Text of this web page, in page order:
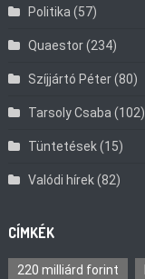
Politika (57)
Quaestor(234)
Szíjjártó Péter(80)
Tarsoly Csaba (102)
Tüntetések(15)
Valódi hírek(82)
CÍMKÉK
220 milliárd forint